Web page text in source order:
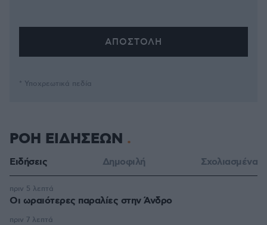
* Υποχρεωτικά πεδία
ΡΟΗ ΕΙΔΗΣΕΩΝ
Ειδήσεις Δημοφιλή Σχολιασμένα
Οι ωραιότερες παραλίες στην Άνδρο
πριν 5 λεπτά
πριν 7 λεπτά